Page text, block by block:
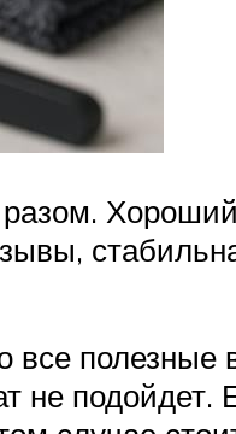
все
не подойдет.